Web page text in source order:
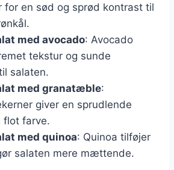
en sød og sprød kontrast til
med avocado: Avocado
tekstur og sunde
salaten.
med granatæble:
giver en sprudlende
flot farve.
med quinoa: Quinoa tilføjer
salaten mere mættende.